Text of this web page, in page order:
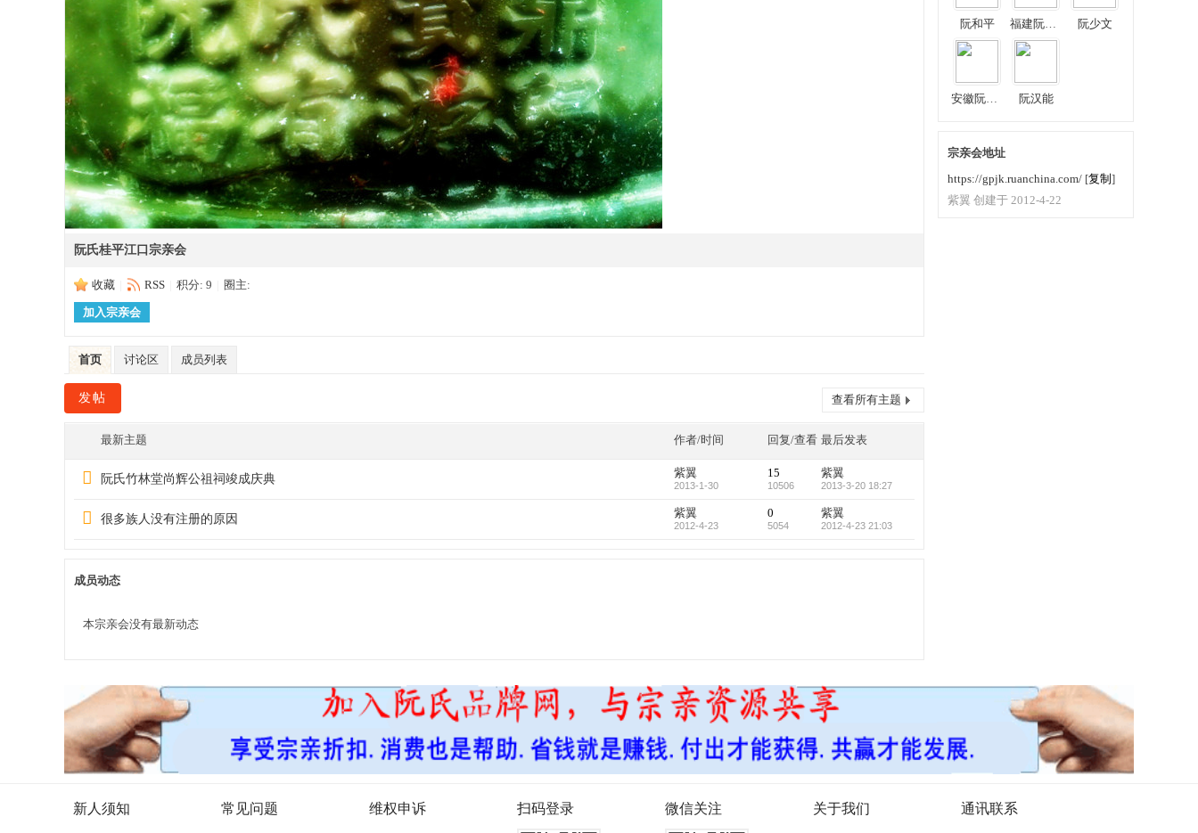
宗
阮氏桂平江口宗亲会
收藏 RSS 积分: 9 圈主:
加入宗亲会
首页 讨论区 成员列表
查看所有主题
发帖
最新主题 作者/时间 回复/查看 最后发表
阮氏竹林堂尚辉公祖祠竣成庆典 紫翼
2013-1-30
15
10506
紫翼
2013-3-20 18:27
很多族人没有注册的原因 紫翼
2012-4-23
0
5054
紫翼
2012-4-23 21:03
成员动态
本宗亲会没有最新动态
阮和平 福建阮天宇 阮少文
安徽阮玉军 阮汉能
宗亲会地址
https://gpjk.ruanchina.com/ [复制 ]
紫翼 创建于 2012-4-22
新人须知 常见问题 维权申诉 扫码登录 微信关注 关于我们 通讯联系